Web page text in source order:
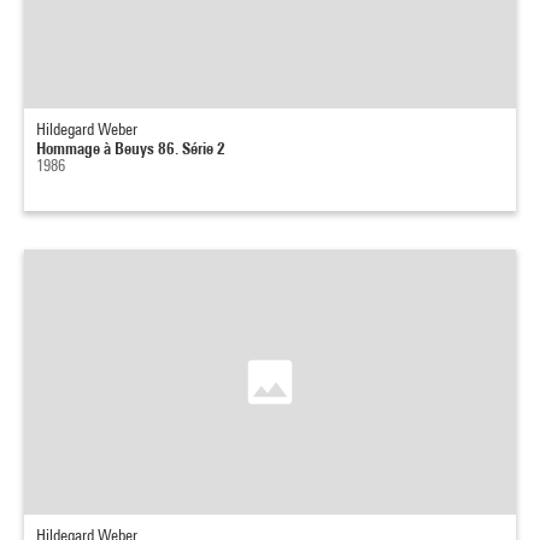
Hildegard Weber
Hommage à Beuys 86. Série 2
1986
Hildegard Weber